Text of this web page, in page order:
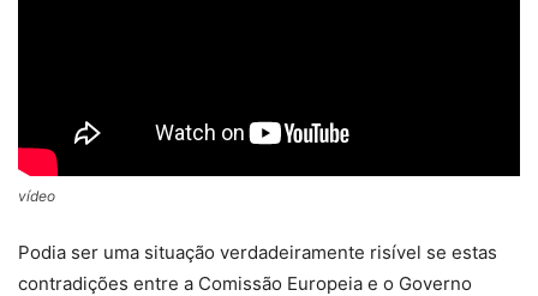
vídeo
Podia ser uma situação verdadeiramente risível se estas
contradições entre a Comissão Europeia e o Governo